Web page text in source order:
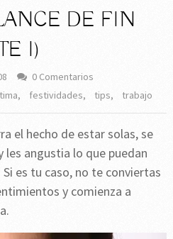
DE FIN
I)
0 Comentarios
, festividades, tips, trabajo
el hecho de estar solas, se
les angustia lo que puedan
es tu caso, no te conviertas
y comienza a